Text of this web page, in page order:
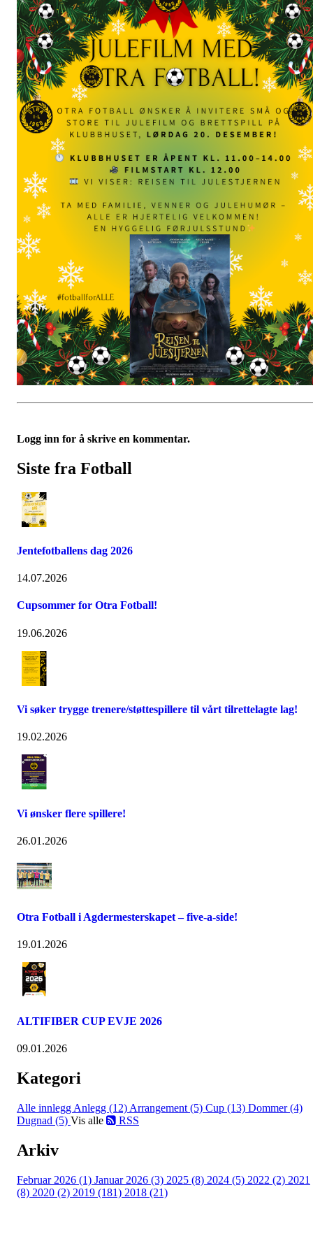
Logg inn for å skrive en kommentar.
Siste fra Fotball
Jentefotballens dag 2026
14.07.2026
Cupsommer for Otra Fotball!
19.06.2026
Vi søker trygge trenere/støttespillere til vårt tilrettelagte lag!
19.02.2026
Vi ønsker flere spillere!
26.01.2026
Otra Fotball i Agdermesterskapet – five-a-side!
19.01.2026
ALTIFIBER CUP EVJE 2026
09.01.2026
Kategori
Alle innlegg Anlegg (12) Arrangement (5) Cup (13) Dommer (4)
Dugnad (5) Vis alle RSS
Arkiv
Februar 2026 (1) Januar 2026 (3) 2025 (8) 2024 (5) 2022 (2) 2021
(8) 2020 (2) 2019 (181) 2018 (21)